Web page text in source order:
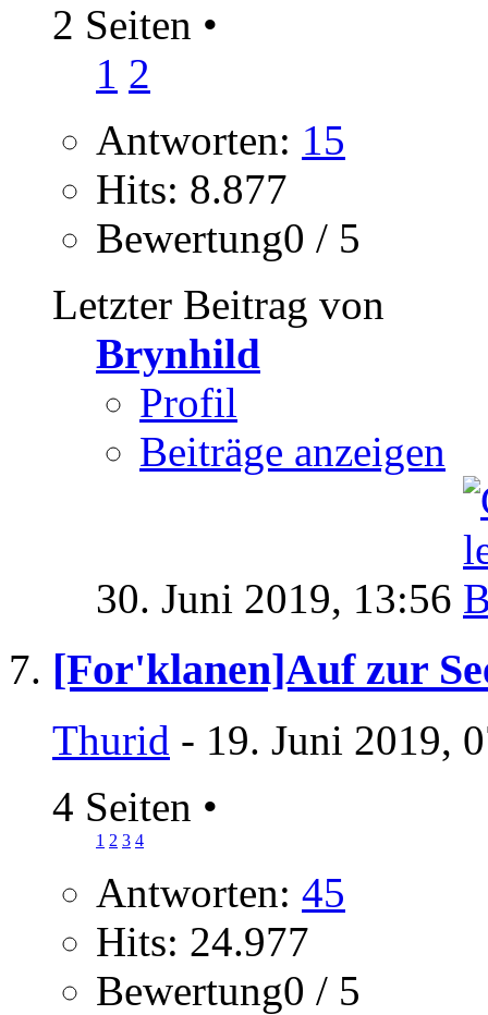
2 Seiten •
1 2
Antworten: 15
Hits: 8.877
Bewertung0 / 5
Letzter Beitrag von
Brynhild
Profil
Beiträge anzeigen
30. Juni 2019, 13:56
[For'klanen]Auf zur
Thurid - 19. Juni 2019,
4 Seiten •
1 2 3 4
Antworten: 45
Hits: 24.977
Bewertung0 / 5